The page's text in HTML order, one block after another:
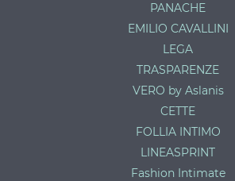
PANACHE
EMILIO CAVALLINI
LEGA
TRASPARENZE
VERO by Aslanis
CETTE
FOLLIA INTIMO
LINEASPRINT
Fashion Intimate